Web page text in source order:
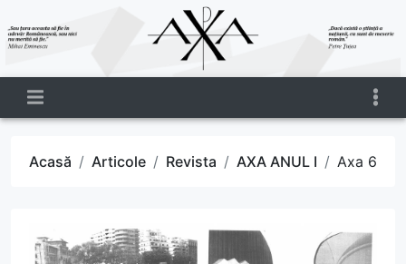
Acasă Articole Revista AXA ANUL I Axa 6